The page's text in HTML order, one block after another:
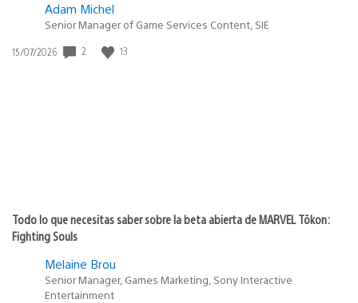
Adam Michel
Senior Manager of Game Services Content, SIE
Fecha
15/07/2026 2 13
Todo lo que necesitas saber sobre la beta abierta de MARVEL Tōkon:
Fighting Souls
Melaine Brou
Senior Manager, Games Marketing, Sony Interactive
Entertainment